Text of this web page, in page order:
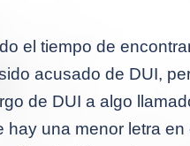
el tiempo de
acusado de DUI,
de DUI a algo
hay una menor letra